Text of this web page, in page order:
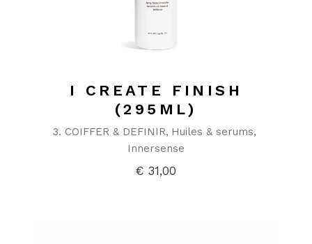
I CREATE FINISH
(295ML)
3. COIFFER & DEFINIR Huiles & serums
Innersense
€ 31,00